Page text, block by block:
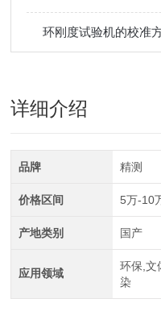
环刚度试验机的校准
详细介绍
品牌 精测
价格区间 5万-10
产地类别 国产
应用领域
环保,文
染